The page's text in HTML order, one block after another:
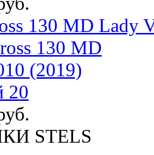
130 MD Lady
STELS